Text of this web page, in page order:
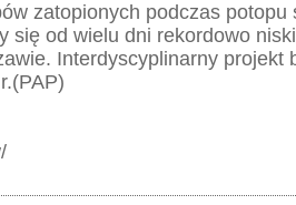
zatopionych podczas potopu
się od wielu dni rekordowo
Interdyscyplinarny projekt